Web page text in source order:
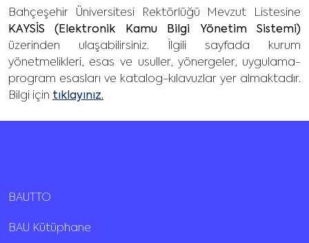
Bahçeşehir Üniversitesi Rektörlüğü Mevzut Listesine
KAYSİS (Elektronik Kamu Bilgi Yönetim Sistemi)
üzerinden ulaşabilirsiniz. İlgili sayfada kurum
yönetmelikleri, esas ve usuller, yönergeler, uygulama-
program esasları ve katalog-kılavuzlar yer almaktadır.
Bilgi için tıklayınız.
BAUTTO
BAU Kütüphane